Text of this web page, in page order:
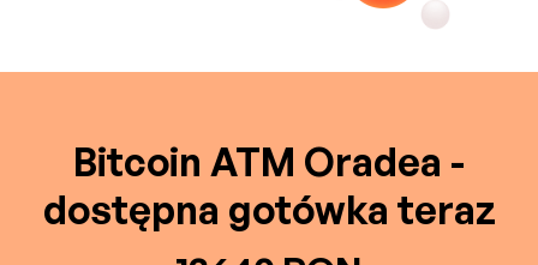
Bitcoin ATM Oradea -
dostępna gotówka teraz